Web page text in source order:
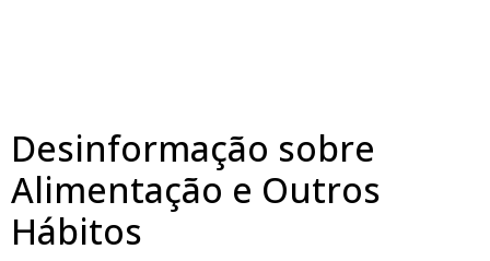
Desinformação sobre
Alimentação e Outros
Hábitos